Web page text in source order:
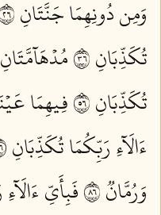
وَمِن دُونِهِمَا جَنَّتَانِ ٦٢
تُكَذِّبَانِ ٦٣
مُدۡهَآمَّتَانِ ٦٤
تُكَذِّبَانِ ٦٥
فِيهِمَا
ءَالَآءِ رَبِّكُمَا تُكَذِّبَانِ ٦٧
وَرُمَّانٞ ٦٨
فَبِأَيِّ ءَالَآءِ